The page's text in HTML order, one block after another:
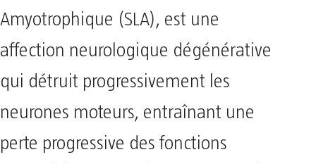
Amyotrophique (SLA), est une
affection neurologique dégénérative
qui détruit progressivement les
neurones moteurs, entraînant une
perte progressive des fonctions